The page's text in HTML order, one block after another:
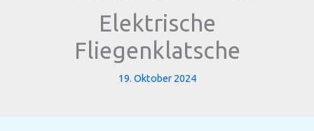
Elektrische
Fliegenklatsche
19. Oktober 2024